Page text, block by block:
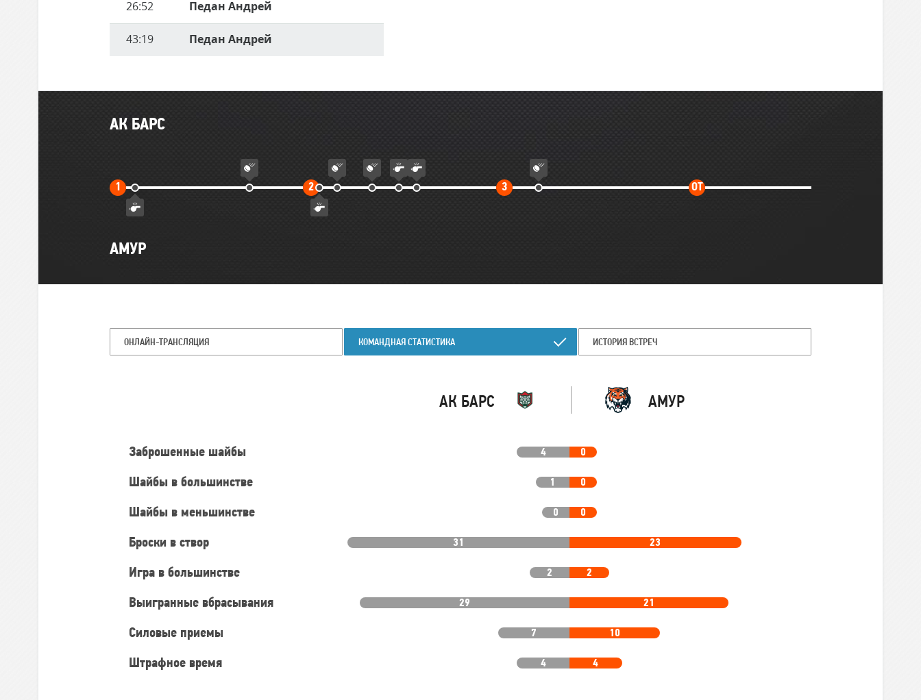
26:52 Педан Андрей
43:19 Педан Андрей
Главные
АК БАРС
1 Первый
тайм
2Второй
тайм
3Третий
ОТДополнительное
АМУР
ОНЛАЙН-ТРАНСЛЯЦИЯ КОМАНДНАЯ СТАТИСТИКА ИСТОРИЯ ВСТРЕЧ
АК БАРС АМУР
Заброшенные шайбы 4 0
Шайбы в большинстве 1 0
Шайбы в меньшинстве 0 0
Броски в створ 31 23
Игра в большинстве 2 2
Выигранные вбрасывания 29 21
Силовые приемы 7 10
Штрафное время 4 4